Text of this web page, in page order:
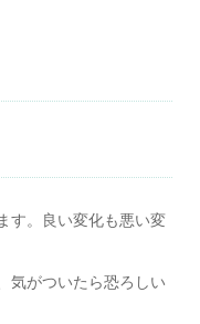
す。良い変化も悪い変
気がついたら恐ろしい